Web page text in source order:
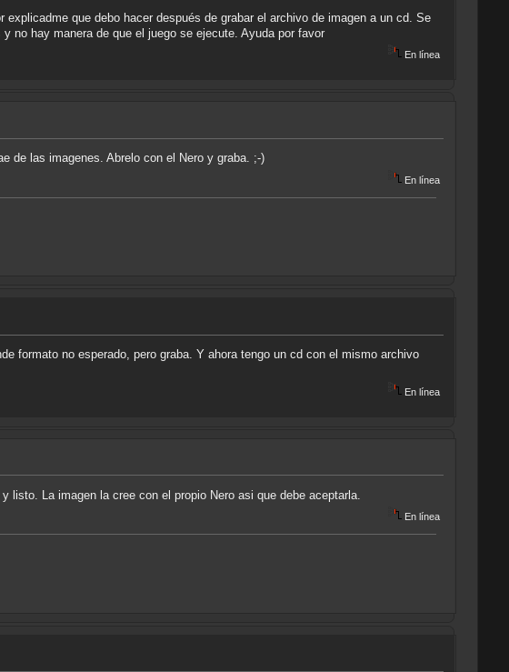
que debo hacer después de grabar el archivo de imagen a un cd. Se
no hay manera de que el juego se ejecute. Ayuda por favor
En línea
de las imagenes. Abrelo con el Nero y graba. ;-)
En línea
formato no esperado, pero graba. Y ahora tengo un cd con el mismo archivo
En línea
La imagen la cree con el propio Nero asi que debe aceptarla.
En línea